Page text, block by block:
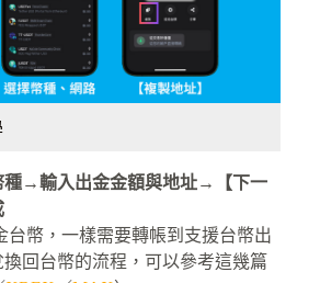
種→輸入出金金額與地址→【下一
台幣，一樣需要轉帳到支援台幣出
回台幣的流程，可以參考這幾篇